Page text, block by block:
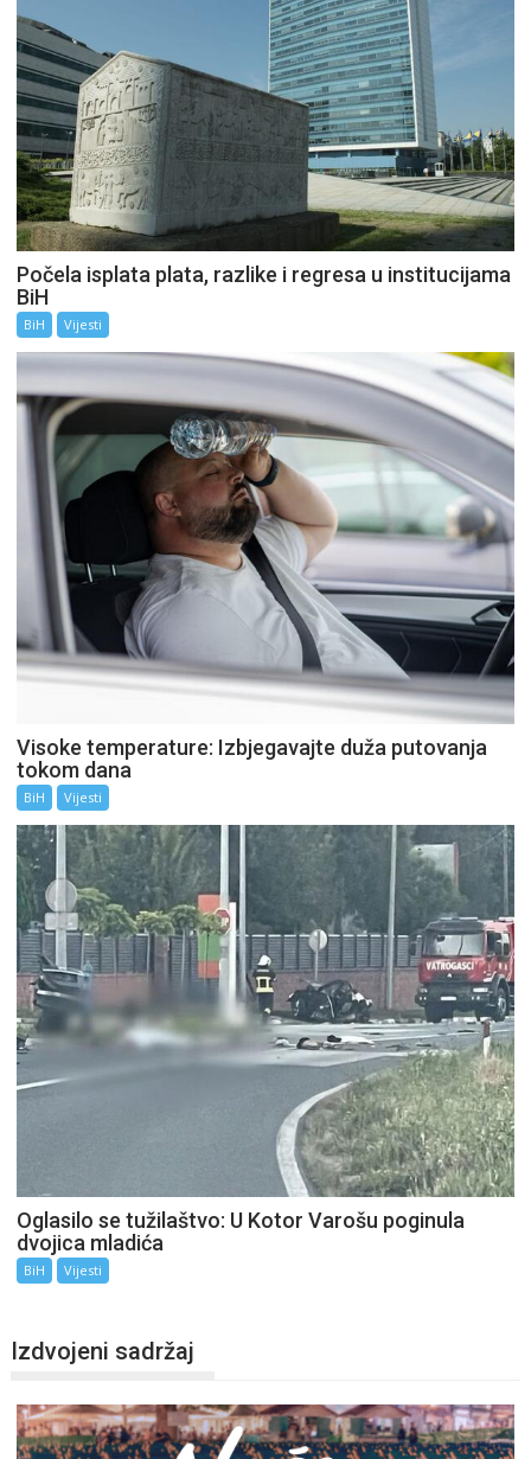
Počela isplata plata, razlike i regresa u institucijama
BiH
BiH Vijesti
Visoke temperature: Izbjegavajte duža putovanja
tokom dana
BiH Vijesti
Oglasilo se tužilaštvo: U Kotor Varošu poginula
dvojica mladića
BiH Vijesti
Izdvojeni sadržaj